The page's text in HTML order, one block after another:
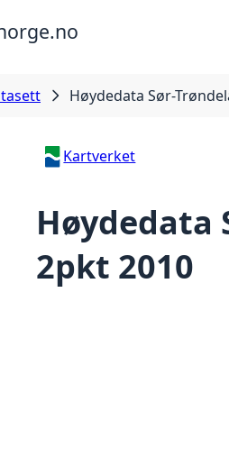
Høydedata Sør-
Kartverket
Høydedata
2pkt 2010